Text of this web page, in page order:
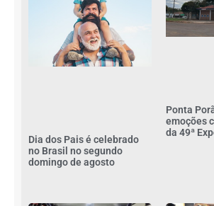
Dia dos Pais é celebrado
no Brasil no segundo
domingo de agosto
Ponta
emoções
da 49ª